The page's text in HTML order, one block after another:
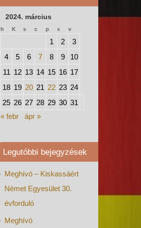
2024. március
h K s c p s v
1 2
3
4
5 6 7 8 9
10
11 12 13 14 15 16 17
18 19 20 21 22 23 24
25 26 27 28 29 30 31
« febr
ápr »
Legutóbbi bejegyzések
Meghívó – Kiskassáért
Német Egyesület 30.
évforduló
Meghívó